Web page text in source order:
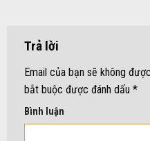
Trả lời
Email của bạn sẽ không
bắt buộc được đánh dấu *
Bình luận